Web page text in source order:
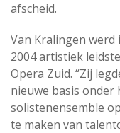
afscheid.
Van Kralingen werd
2004 artistiek
Opera Zuid. “Zij
nieuwe basis onder
solistenensemble
te maken van